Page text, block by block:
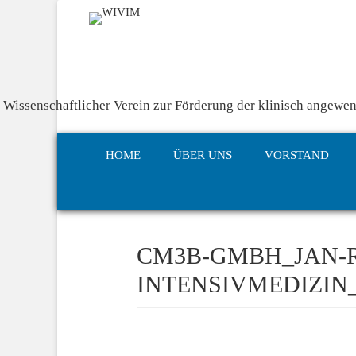
Wissenschaftlicher Verein zur Förderung der klinisch
Primary Menu
HOME ÜBER UNS VORSTAND
CM3B-GMBH_JAN-